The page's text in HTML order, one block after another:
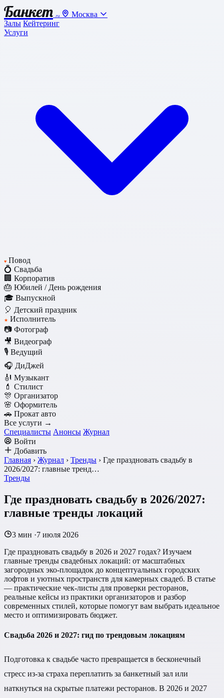
Банкет .ru
Москва
Залы Кейтеринг
Услуги
♥ Повод
💍 Свадьба
🏢 Корпоратив
🎂 Юбилей / День рождения
🎓 Выпускной
🎈 Детский праздник
★ Исполнитель
📷 Фотограф
🎥 Видеограф
🎙️ Ведущий
🎧 ДиДжей
🎻 Музыкант
💄 Стилист
🎊 Организатор
🌸 Оформитель
🚗 Прокат авто
Все услуги →
Специалисты Анонсы Журнал
Войти
Добавить
Главная › Журнал › Тренды › Где праздновать свадьбу в
2026/2027: главные тренд…
Тренды
Где праздновать свадьбу в 2026/2027:
главные тренды локаций
3 мин ·7 июля 2026
Где праздновать свадьбу в 2026 и 2027 годах? Изучаем
главные тренды свадебных локаций: от масштабных
загородных эко-площадок до концептуальных городских
лофтов и уютных пространств для камерных свадеб. В статье
— практические чек-листы для проверки ресторанов,
реальные кейсы из практики организаторов и разбор
современных стилей, которые помогут вам выбрать идеальное
место и оптимизировать бюджет.
Свадьба 2026 и 2027: гид по трендовым локациям
Подготовка к свадьбе часто превращается в бесконечный
стресс из-за страха переплатить за банкетный зал или
наткнуться на скрытые платежи ресторанов. В 2026 и 2027